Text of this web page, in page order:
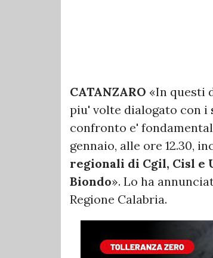
CATANZARO «In questi
piu' volte dialogato con i
confronto e'
gennaio, alle ore 12.30,
regionali di Cgil, Cisl e
Biondo». Lo ha
Regione Calabria.